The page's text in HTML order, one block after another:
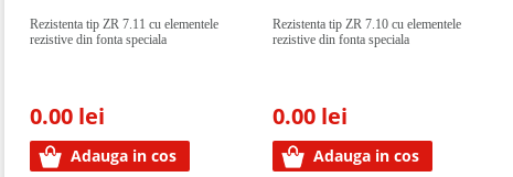
Rezistenta tip ZR 7.11 cu elementele
rezistive din fonta speciala
0.00 lei
Adauga in cos
Rezistenta tip ZR 7.10 cu elementele
rezistive din fonta speciala
0.00 lei
Adauga in cos